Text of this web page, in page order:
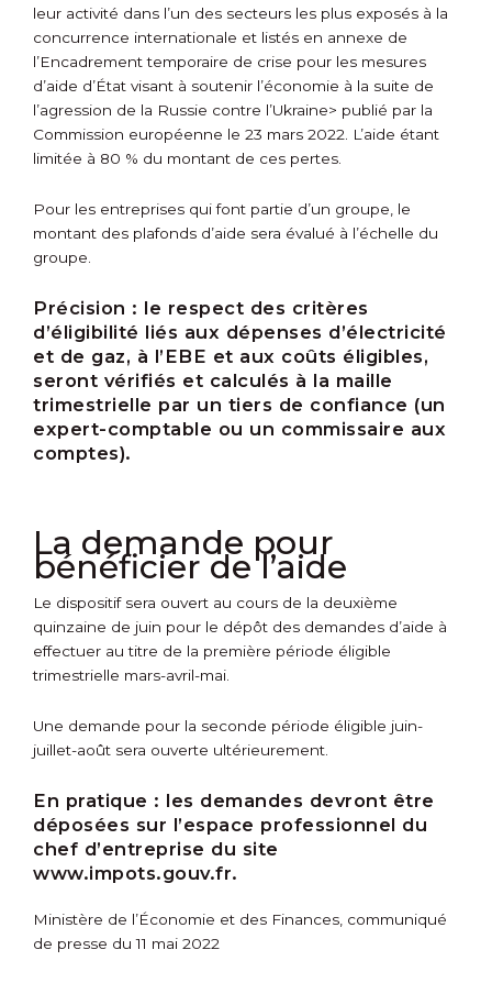
leur activité dans l’un des secteurs les plus exposés à la
concurrence internationale et listés en annexe de
l’Encadrement temporaire de crise pour les mesures
d’aide d’État visant à soutenir l’économie à la suite de
l’agression de la Russie contre l’Ukraine> publié par la
Commission européenne le 23 mars 2022. L’aide étant
limitée à 80 % du montant de ces pertes.
Pour les entreprises qui font partie d’un groupe, le
montant des plafonds d’aide sera évalué à l’échelle du
groupe.
Précision : le respect des critères
d’éligibilité liés aux dépenses d’électricité
et de gaz, à l’EBE et aux coûts éligibles,
seront vérifiés et calculés à la maille
trimestrielle par un tiers de confiance (un
expert-comptable ou un commissaire aux
comptes).
La demande pour
bénéficier de l’aide
Le dispositif sera ouvert au cours de la deuxième
quinzaine de juin pour le dépôt des demandes d’aide à
effectuer au titre de la première période éligible
trimestrielle mars-avril-mai.
Une demande pour la seconde période éligible juin-
juillet-août sera ouverte ultérieurement.
En pratique : les demandes devront être
déposées sur l’espace professionnel du
chef d’entreprise du site
www.impots.gouv.fr.
Ministère de l’Économie et des Finances, communiqué
de presse du 11 mai 2022